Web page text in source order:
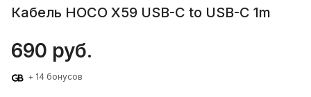
Кабель HOCO X59 USB-C to USB-C 1m
690 руб.
+ 14 бонусов